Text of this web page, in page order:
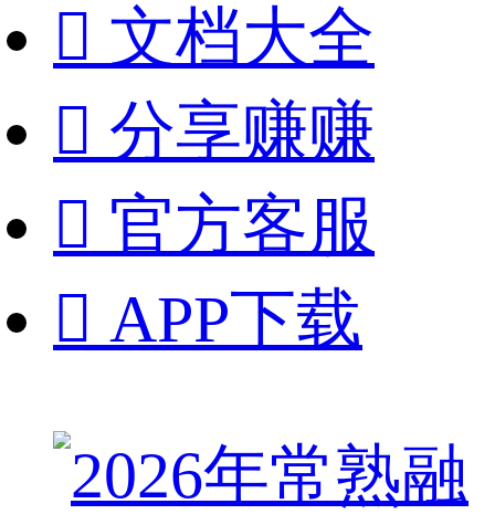
 文档大全
 分享赚赚
 官方客服
 APP下载